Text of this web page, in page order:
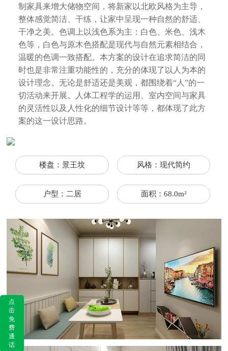
点
击
免
费
通
话
制家具来增大储物空间，将新家以北欧风格为主导，
整体感觉简洁、干练，让家中呈现一种自然的舒适、
干净之美。色调上以浅色系为主：白色、米色、浅木
色等，白色与原木色搭配是现代与自然元素相结合，
温暖的色调一致搭配。本方案的设计在追求简洁的同
时也是非常注重功能性的，充分的体现了以人为本的
设计理念。无论是舒适还是美观，都围绕着“人”的一
切活动来开展。人体工程学的运用、室内空间与家具
的灵活性以及人性化的细节设计等等，都体现了此方
案的这一设计思路。
楼盘：景王坟 风格：现代简约
户型：二居 面积：68.0m²